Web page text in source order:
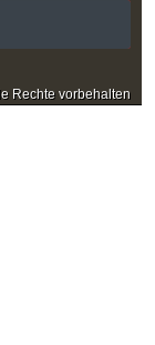
Rechte vorbehalten